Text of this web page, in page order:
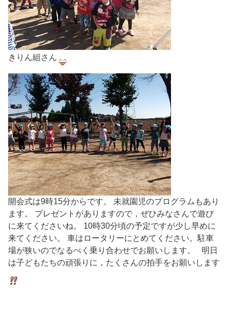
きりん組さん
開会式は9時15分からです。 未就園児のプログラムもあり
ます。 プレゼントがありますので，ぜひみなさんで遊び
に来てくださいね。 10時30分頃の予定ですが少し早めに
来てください。 車はロータリーにとめてください。駐車
場が狭いのでなるべく乗り合わせでお願いします。 明日
は子どもたちの頑張りに，たくさんの拍手をお願いします